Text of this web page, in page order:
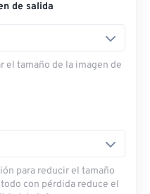
de salida
el tamaño de la imagen de
para reducir el tamaño
con pérdida reduce el